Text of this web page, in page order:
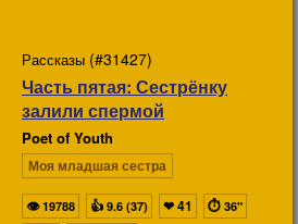
Рассказы (#31427)
Часть пятая: Сестрёнку
залили спермой
Poet of Youth
Моя младшая сестра
👁19788 👍 9.6 (37) ❤41 ⏱ 36"